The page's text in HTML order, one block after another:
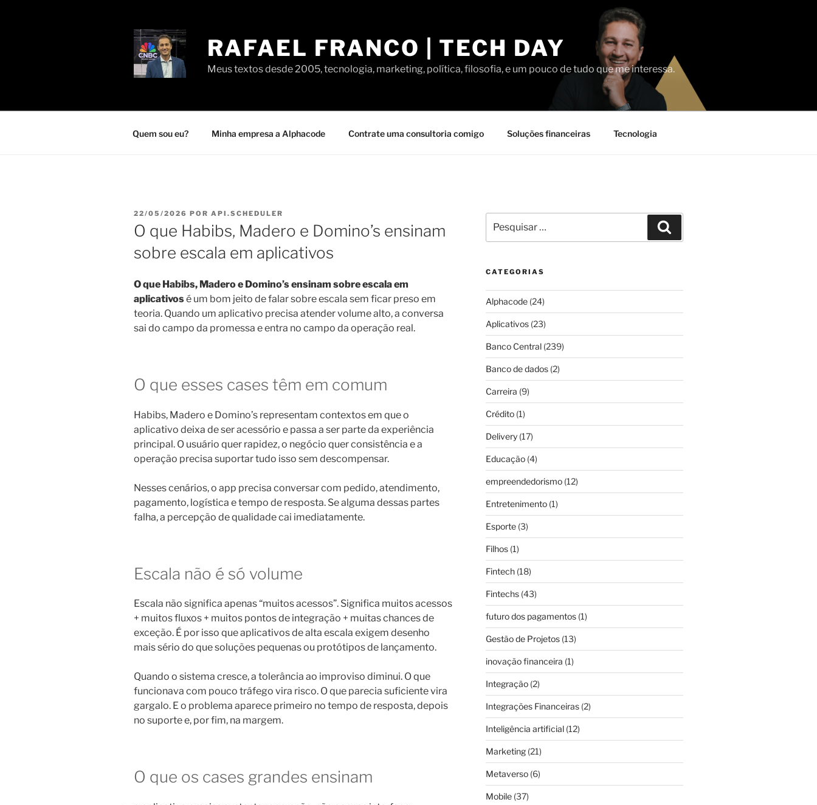
RAFAEL FRANCO | TECH DAY
Meus textos desde 2005, tecnologia, marketing, política, filosofia, e um pouco de tudo que me interessa.
Quem sou eu? Minha empresa a Alphacode Contrate uma consultoria comigo Soluções financeiras Tecnologia
PUBLICADO
EM
22/05/2026 POR API.SCHEDULER
O que Habibs, Madero e Domino’s ensinam
sobre escala em aplicativos
O que Habibs, Madero e Domino’s ensinam sobre escala em
aplicativosé um bom jeito de falar sobre escala sem ficar preso em
teoria. Quando um aplicativo precisa atender volume alto, a conversa
sai do campo da promessa e entra no campo da operação real.
O que esses cases têm em comum
Habibs, Madero e Domino’s representam contextos em que o
aplicativo deixa de ser acessório e passa a ser parte da experiência
principal. O usuário quer rapidez, o negócio quer consistência e a
operação precisa suportar tudo isso sem descompensar.
Nesses cenários, o app precisa conversar com pedido, atendimento,
pagamento, logística e tempo de resposta. Se alguma dessas partes
falha, a percepção de qualidade cai imediatamente.
Escala não é só volume
Escala não significa apenas “muitos acessos”. Significa muitos acessos
+ muitos fluxos + muitos pontos de integração + muitas chances de
exceção. É por isso que aplicativos de alta escala exigem desenho
mais sério do que soluções pequenas ou protótipos de lançamento.
Quando o sistema cresce, a tolerância ao improviso diminui. O que
funcionava com pouco tráfego vira risco. O que parecia suficiente vira
gargalo. E o problema aparece primeiro no tempo de resposta, depois
no suporte e, por fim, na margem.
O que os cases grandes ensinam
por:
CATEGORIAS
Alphacode(24)
Aplicativos(23)
Banco Central(239)
Banco de dados(2)
Carreira (9)
Crédito(1)
Delivery(17)
Educação(4)
empreendedorismo(12)
Entretenimento(1)
Esporte(3)
Filhos(1)
Fintech(18)
Fintechs(43)
futuro dos pagamentos(1)
Gestão de Projetos(13)
inovação financeira (1)
Integração(2)
Integrações Financeiras(2)
Inteligência artificial(12)
Marketing(21)
Metaverso(6)
Mobile(37)